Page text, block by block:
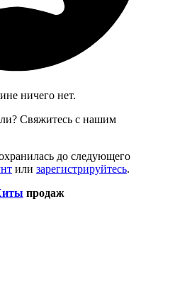
ничего нет.
Свяжитесь с нашим
до следующего
или зарегистрируйтесь.
продаж